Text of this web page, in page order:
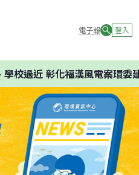
電子報 登入
近 彰化福漢風電案環委建議